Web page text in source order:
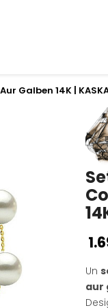
Galben 14K |
Un
aur